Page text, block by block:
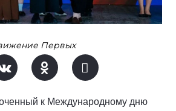
Первых
к Международному дню